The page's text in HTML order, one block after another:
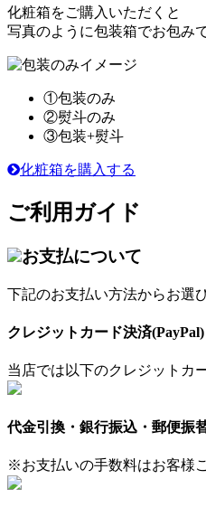
化粧箱をご購入いただくと
写真のように包装箱でお包み
①包装のみ
②熨斗のみ
③包装+熨斗
化粧箱を購入する
ご利用ガイド
お支払について
下記のお支払い方法からお選
クレジットカード決済(PayPal)
当店では以下のクレジットカ
代金引換・銀行振込・郵便振
※お支払いの手数料はお客様